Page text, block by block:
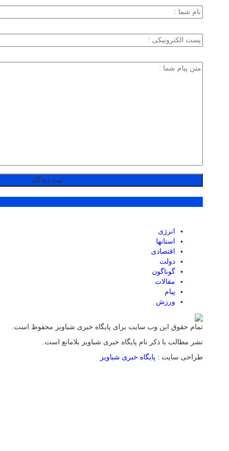
انرژی
استانها
اقتصادی
دولت
گوناگون
مقالات
پیام
ورزش
تمام حقوق این وب سایت برای پایگاه خبری شباویز محفوظ است.
نشر مطالب با ذکر نام پایگاه خبری شباویز بلامانع است.
طراحی سایت : پایگاه خبری شباویز